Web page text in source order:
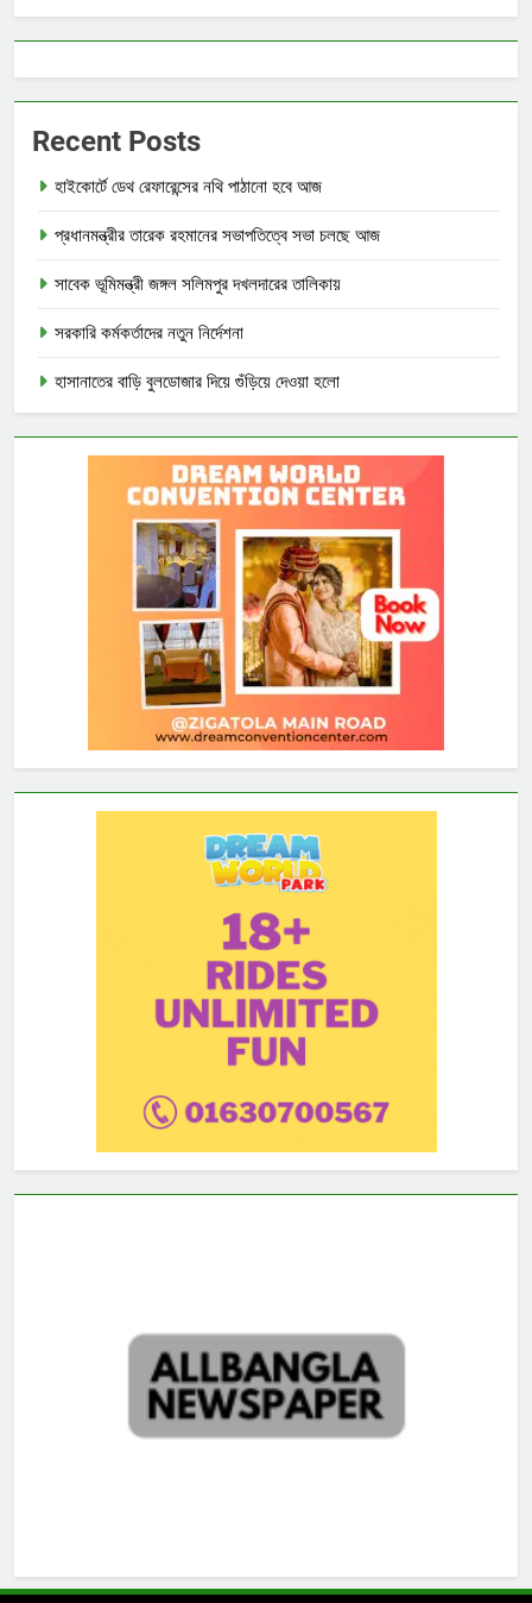
Recent Posts
হাইকোর্টে ডেথ রেফারেন্সের নথি পাঠানো হবে আজ
প্রধানমন্ত্রীর তারেক রহমানের সভাপতিত্বে সভা চলছে আজ
সাবেক ভূমিমন্ত্রী জঙ্গল সলিমপুর দখলদারের তালিকায়
সরকারি কর্মকর্তাদের নতুন নির্দেশনা
হাসানাতের বাড়ি বুলডোজার দিয়ে গুঁড়িয়ে দেওয়া হলো